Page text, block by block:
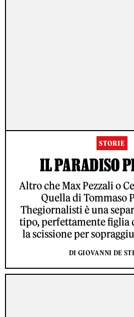
STORIE
IL PARADISO
Altro che Max Pezzali o
Quella di Tommaso
Thegiornalisti è una
tipo, perfettamente figlia
la scissione per
DI GIOVANNI DE